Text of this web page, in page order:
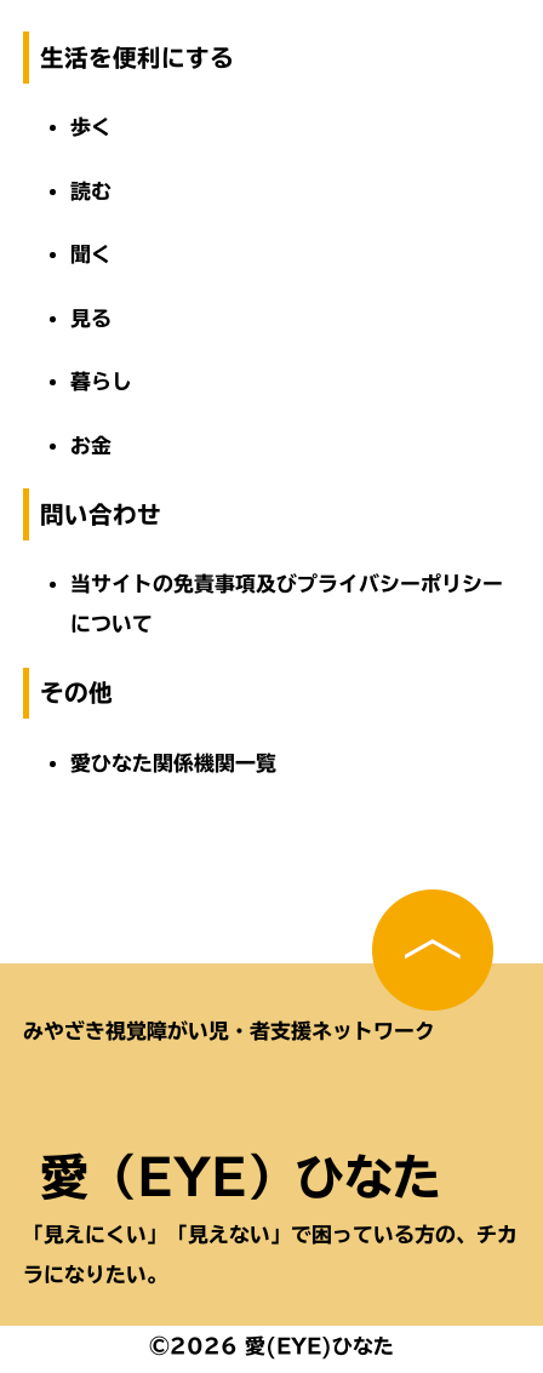
生活を便利にする
歩く
読む
聞く
見る
暮らし
お金
問い合わせ
当サイトの免責事項及びプライバシーポリシー
について
その他
愛ひなた関係機関一覧
みやざき視覚障がい児・者支援ネットワーク
愛（EYE）ひなた
「見えにくい」「見えない」で困っている方の、チカ
ラになりたい。
©2026 愛(EYE)ひなた